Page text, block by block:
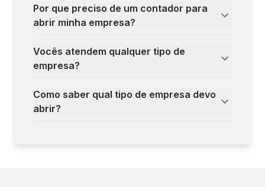
Por que preciso de um contador para
abrir minha empresa?
Vocês atendem qualquer tipo de
empresa?
Como saber qual tipo de empresa devo
abrir?